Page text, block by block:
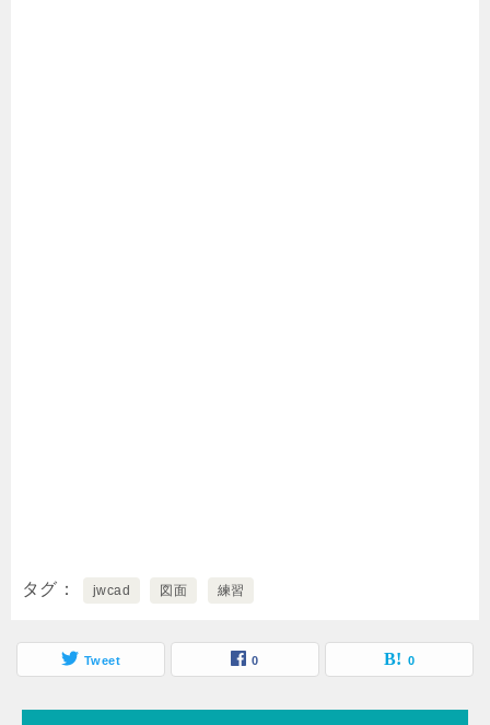
タグ jwcad 図面 練習
Tweet 0 0